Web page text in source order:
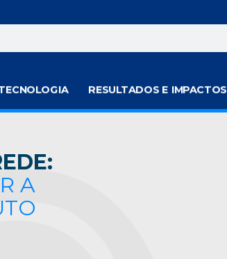
RESULTADOS E IMPACTOS
A